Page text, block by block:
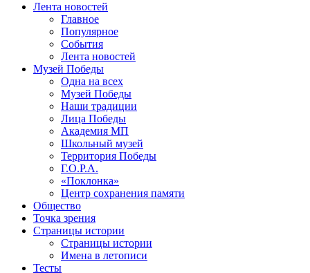
Лента новостей
Главное
Популярное
События
Лента новостей
Музей Победы
Одна на всех
Музей Победы
Наши традиции
Лица Победы
Академия МП
Школьный музей
Территория Победы
Г.О.Р.А.
«Поклонка»
Центр сохранения памяти
Общество
Точка зрения
Страницы истории
Страницы истории
Имена в летописи
Тесты